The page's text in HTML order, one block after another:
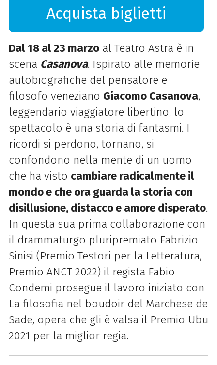
Acquista biglietti
Dal 18 al 23 marzoal Teatro Astra è in
scena Casanova. Ispirato alle memorie
autobiografiche del pensatore e
filosofo veneziano Giacomo Casanova,
leggendario viaggiatore libertino, lo
spettacolo è una storia di fantasmi. I
ricordi si perdono, tornano, si
confondono nella mente di un uomo
che ha visto cambiare radicalmente il
mondo e che ora guarda la storia con
disillusione, distacco e amore disperato.
In questa sua prima collaborazione con
il drammaturgo pluripremiato Fabrizio
Sinisi (Premio Testori per la Letteratura,
Premio ANCT 2022) il regista Fabio
Condemi prosegue il lavoro iniziato con
La filosofia nel boudoir del Marchese de
Sade, opera che gli è valsa il Premio Ubu
2021 per la miglior regia.